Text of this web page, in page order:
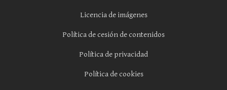
Licencia de imágenes
Política de cesión de contenidos
Política de privacidad
Política de cookies